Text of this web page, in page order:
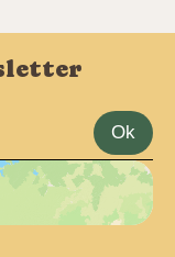
Ok